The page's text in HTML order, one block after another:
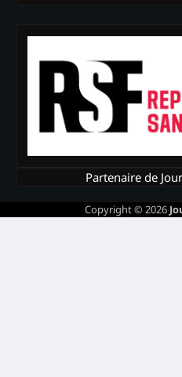
Partenaire de
Copyright © 2026